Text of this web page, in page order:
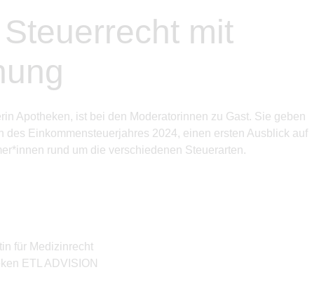
mit
Apotheken, ist bei den Moderatorinnen zu Gast. Sie geben
Einkommensteuerjahres 2024, einen ersten Ausblick auf
rund um die verschiedenen Steuerarten.
für Medizinrecht
ETL ADVISION